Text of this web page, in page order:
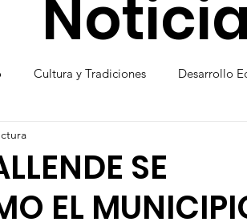
Cultura y Tradiciones Desarrollo
Ambiente
Jóvenes Mujeres
SE
EL